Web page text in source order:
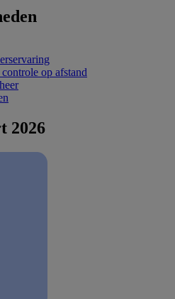
op afstand
2026